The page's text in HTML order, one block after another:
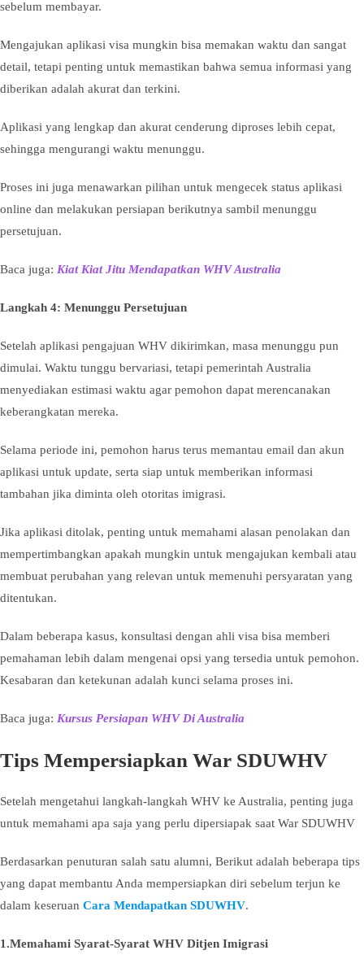
sebelum membayar.
Mengajukan aplikasi visa mungkin bisa memakan waktu dan sangat
detail, tetapi penting untuk memastikan bahwa semua informasi yang
diberikan adalah akurat dan terkini.
Aplikasi yang lengkap dan akurat cenderung diproses lebih cepat,
sehingga mengurangi waktu menunggu.
Proses ini juga menawarkan pilihan untuk mengecek status aplikasi
online dan melakukan persiapan berikutnya sambil menunggu
persetujuan.
Baca juga: Kiat Kiat Jitu Mendapatkan WHV Australia
Langkah 4: Menunggu Persetujuan
Setelah aplikasi pengajuan WHV dikirimkan, masa menunggu pun
dimulai. Waktu tunggu bervariasi, tetapi pemerintah Australia
menyediakan estimasi waktu agar pemohon dapat merencanakan
keberangkatan mereka.
Selama periode ini, pemohon harus terus memantau email dan akun
aplikasi untuk update, serta siap untuk memberikan informasi
tambahan jika diminta oleh otoritas imigrasi.
Jika aplikasi ditolak, penting untuk memahami alasan penolakan dan
mempertimbangkan apakah mungkin untuk mengajukan kembali atau
membuat perubahan yang relevan untuk memenuhi persyaratan yang
ditentukan.
Dalam beberapa kasus, konsultasi dengan ahli visa bisa memberi
pemahaman lebih dalam mengenai opsi yang tersedia untuk pemohon.
Kesabaran dan ketekunan adalah kunci selama proses ini.
Baca juga: Kursus Persiapan WHV Di Australia
Tips Mempersiapkan War SDUWHV
Setelah mengetahui langkah-langkah WHV ke Australia, penting juga
untuk memahami apa saja yang perlu dipersiapak saat War SDUWHV
Berdasarkan penuturan salah satu alumni, Berikut adalah beberapa tips
yang dapat membantu Anda mempersiapkan diri sebelum terjun ke
dalam keseruan Cara Mendapatkan SDUWHV.
1.Memahami Syarat-Syarat WHV Ditjen Imigrasi